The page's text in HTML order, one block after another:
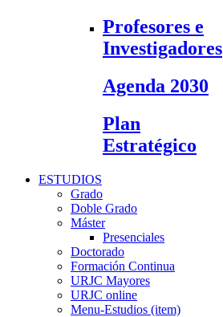
Profesores e
Investigadores
Agenda 2030
Plan
Estratégico
ESTUDIOS
Grado
Doble Grado
Máster
Presenciales
Doctorado
Formación Continua
URJC Mayores
URJC online
Menu-Estudios (item)